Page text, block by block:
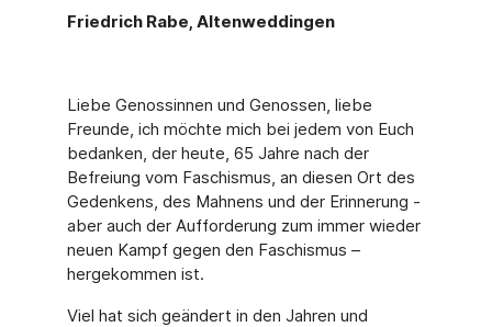
Friedrich Rabe, Altenweddingen
Liebe Genossinnen und Genossen, liebe
Freunde, ich möchte mich bei jedem von Euch
bedanken, der heute, 65 Jahre nach der
Befreiung vom Faschismus, an diesen Ort des
Gedenkens, des Mahnens und der Erinnerung -
aber auch der Aufforderung zum immer wieder
neuen Kampf gegen den Faschismus –
hergekommen ist.
Viel hat sich geändert in den Jahren und